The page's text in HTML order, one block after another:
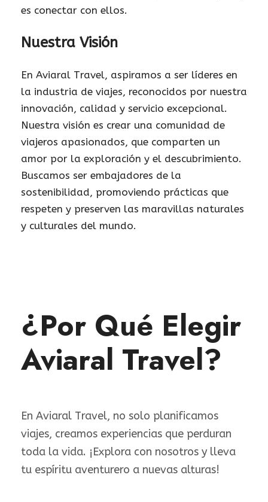
es conectar con ellos.
Nuestra Visión
En Aviaral Travel, aspiramos a ser líderes en
la industria de viajes, reconocidos por nuestra
innovación, calidad y servicio excepcional.
Nuestra visión es crear una comunidad de
viajeros apasionados, que comparten un
amor por la exploración y el descubrimiento.
Buscamos ser embajadores de la
sostenibilidad, promoviendo prácticas que
respeten y preserven las maravillas naturales
y culturales del mundo.
¿Por Qué Elegir
Aviaral Travel?
En Aviaral Travel, no solo planificamos
viajes, creamos experiencias que perduran
toda la vida. ¡Explora con nosotros y lleva
tu espíritu aventurero a nuevas alturas!